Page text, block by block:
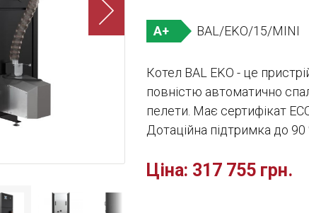
A+ BAL/EKO/15/MINI
Котел ВАL EKО - це
повністю автоматично
пелети. Має сертифікат
Дотаційна підтримка до 90
Ціна: 317 755 грн.